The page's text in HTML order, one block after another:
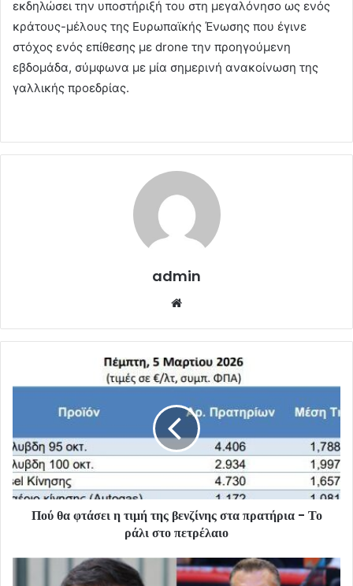
εκδηλώσει την υποστήριξή του στη μεγαλόνησο ως ενός
κράτους-μέλους της Ευρωπαϊκής Ένωσης που έγινε
στόχος ενός επίθεσης με drone την προηγούμενη
εβδομάδα, σύμφωνα με μία σημερινή ανακοίνωση της
γαλλικής προεδρίας.
admin
Πού θα φτάσει η τιμή της βενζίνης στα πρατήρια - Το
ράλι στο πετρέλαιο